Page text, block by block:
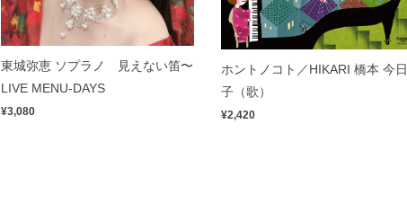
東城弥恵 ソプラノ 見えない笛〜
LIVE MENU-DAYS
¥3,080
ホントノコト／HIKARI 橋本 今日
子（歌）
¥2,420